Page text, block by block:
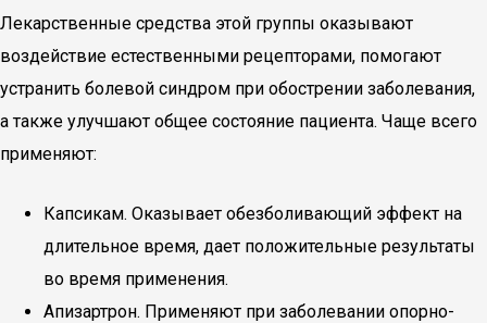
Лекарственные средства этой группы оказывают
воздействие естественными рецепторами, помогают
устранить болевой синдром при обострении заболевания,
а также улучшают общее состояние пациента. Чаще всего
применяют:
Капсикам. Оказывает обезболивающий эффект на
длительное время, дает положительные результаты
во время применения.
Апизартрон. Применяют при заболевании опорно-